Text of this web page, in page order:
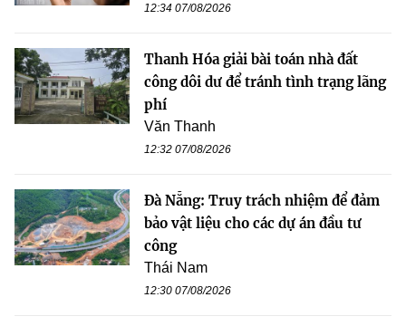
12:34 07/08/2026
Thanh Hóa giải bài toán nhà đất
công dôi dư để tránh tình trạng lãng
phí
Văn Thanh
12:32 07/08/2026
Đà Nẵng: Truy trách nhiệm để đảm
bảo vật liệu cho các dự án đầu tư
công
Thái Nam
12:30 07/08/2026